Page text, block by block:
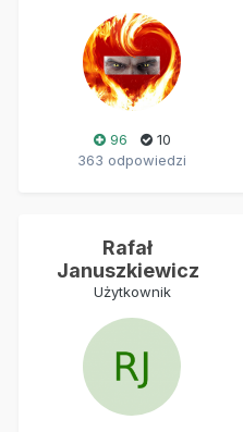
96
10
363 odpowiedzi
Rafał
Januszkiewicz
Użytkownik